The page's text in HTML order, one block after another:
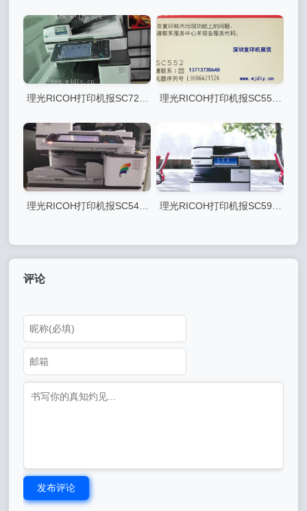
理光RICOH打印机报SC720
理光RICOH打印机报SC552
理光RICOH打印机报SC542
理光RICOH打印机报SC590
评论
发布评论